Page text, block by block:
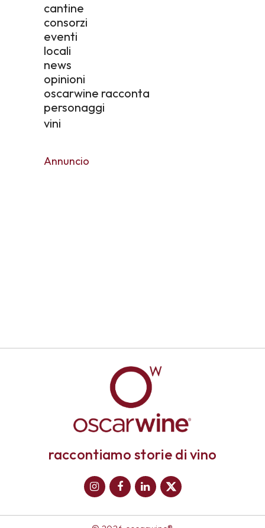
cantine
consorzi
eventi
locali
news
opinioni
oscarwine racconta
personaggi
vini
Annuncio
raccontiamo storie di vino